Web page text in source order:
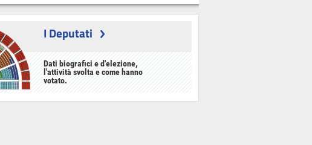
I Deputati
Dati biografici e d'elezione,
l'attività svolta e come hanno
votato.